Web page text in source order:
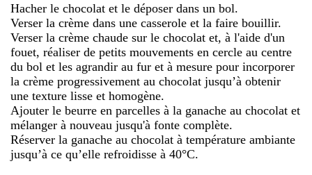
Hacher le chocolat et le déposer dans un bol.
Verser la crème dans une casserole et la faire bouillir.
Verser la crème chaude sur le chocolat et, à l'aide d'un
fouet, réaliser de petits mouvements en cercle au centre
du bol et les agrandir au fur et à mesure pour incorporer
la crème progressivement au chocolat jusqu’à obtenir
une texture lisse et homogène.
Ajouter le beurre en parcelles à la ganache au chocolat et
mélanger à nouveau jusqu'à fonte complète.
Réserver la ganache au chocolat à température ambiante
jusqu’à ce qu’elle refroidisse à 40°C.